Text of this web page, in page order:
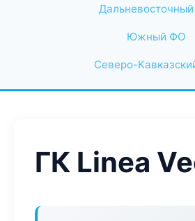
Южный ФО
Северо-
ГК Linea